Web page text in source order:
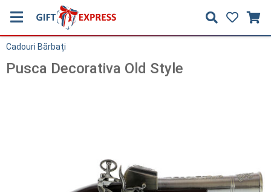
Cadouri Bărbați
Pusca Decorativa Old Style